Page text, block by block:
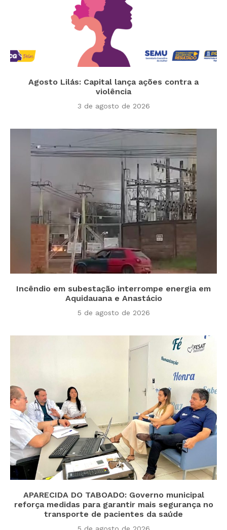
Agosto Lilás: Capital lança ações contra a
violência
3 de agosto de 2026
Incêndio em subestação interrompe energia em
Aquidauana e Anastácio
5 de agosto de 2026
APARECIDA DO TABOADO: Governo municipal
reforça medidas para garantir mais segurança no
transporte de pacientes da saúde